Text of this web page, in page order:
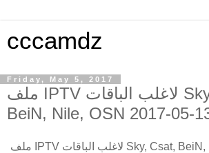
cccamdz
Friday, May 5, 2017
ملف IPTV لاغلب الباقات Sky, Csat,
ملف IPTV لاغلب الباقات Sky, Csat, BeiN, Nile, OSN ليوم 13-